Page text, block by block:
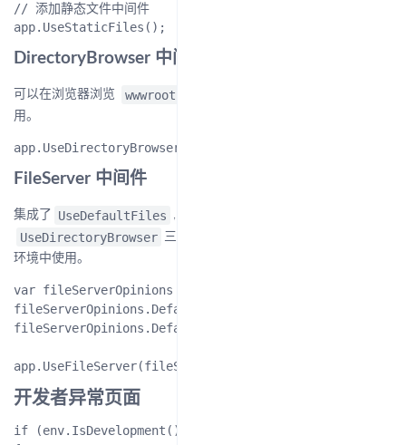
// 添加静态文件中间件
DirectoryBrowser 中间件
可以在浏览器浏览 wwwroot
用。
FileServer 中间件
集成了 UseDefaultFiles ,
UseDirectoryBrowser
三个中间件的功能。同样不推荐在生产
环境中使用。
var fileServerOpinions = new FileServerOptions();
开发者异常页面
if (env.IsDevelopment())